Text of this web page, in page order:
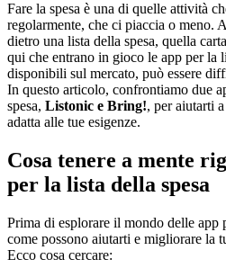
Fare la spesa è una di quelle attività
regolarmente, che ci piaccia o meno.
dietro una lista della spesa, quella
qui che entrano in gioco le app per la
disponibili sul mercato, può essere
In questo articolo, confrontiamo due
spesa, Listonic e Bring!, per aiutarti
adatta alle tue esigenze.
Cosa tenere a mente
per la lista della spesa
Prima di esplorare il mondo delle app
come possono aiutarti e migliorare la
Ecco cosa cercare: